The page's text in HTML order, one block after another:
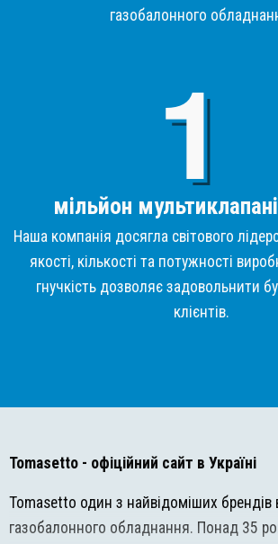
газобалонного
мільйон
Наша компанія досягла світового
якості, кількості та потужності
гнучкість дозволяє задовольнити
клієнтів.
Tomasetto - офіційний сайт в Україні
Tomasetto один з найвідоміших брендів в
газобалонного обладнання. Понад 35